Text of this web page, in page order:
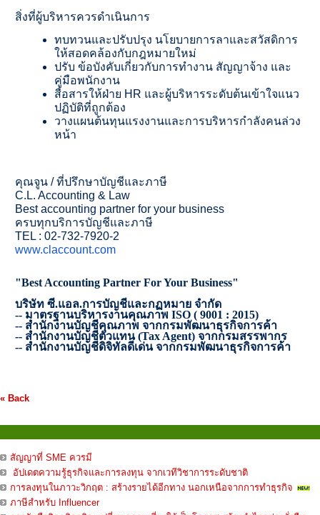
สิ่งที่ผู้บริหารควรดำเนินการ
ทบทวนและปรับปรุง นโยบายการลาและสวัสดิการ
ให้สอดคล้องกับกฎหมายใหม่
ปรับ ข้อบังคับเกี่ยวกับการทำงาน สัญญาจ้าง และ
คู่มือพนักงาน
สื่อสารให้ฝ่าย HR และผู้บริหารระดับต้นเข้าใจแนว
ปฏิบัติที่ถูกต้อง
วางแผนต้นทุนแรงงานและการบริหารกำลังคนล่วง
หน้า
คุณจูน / ที่ปรึกษาบัญชีและภาษี
C.L. Accounting & Law
Best accounting partner for your business
ครบทุกบริการบัญชีและภาษี
TEL : 02-732-7920-2
www.claccount.com
"Best Accounting Partner For Your Business"
บริษัท ซี.แอล.การบัญชีและกฏหมาย จำกัด
-- มาตรฐานบริหารงานคุณภาพ ISO ( 9001 : 2015)
-- สำนักงานบัญชีคุณภาพ จากกรมพัฒนาธุรกิจการค้า
-- สำนักงานบัญชีตัวแทน (Tax Agent)จากกรมสรรพากร
-- สำนักงานบัญชีดิจิทัลดีเด่น จากกรมพัฒนาธุรกิจการค้า
« Back
สัญญาที่ SME ควรมี
อัปเดตความรู้ธุรกิจและการลงทุน จากเวทีวิชาการระดับชาติ
การลงทุนในภาวะวิกฤต : สร้างรายได้อีกทาง นอกเหนือจากการทำธุรกิจ
ภาษีสำหรับ Influencer